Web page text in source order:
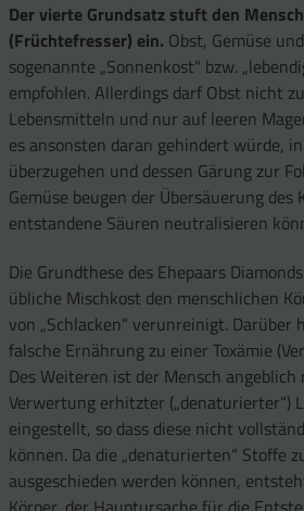
Der vierte Grundsatz stuft den
(Früchtefresser) ein. Obst, Gemüse
sogenannte „Sonnenkost“ bzw.
empfohlen. Allerdings darf Obst nicht
Lebensmitteln und nur auf leeren
es ansonsten daran gehindert würde,
überzugehen und dessen Gärung zur
Gemüse beugen der Übersäuerung des
entstandene Säuren neutralisieren
Die Grundthese des Ehepaars
übliche Mischkost den menschlichen
von „Schlacken“ verunreinigt. Darüber
falsche Ernährung zu einer Toxämie
Des Weiteren ist der Mensch
Verwertung erhitzter („denaturierter“)
eingestellt, so dass diese nicht
können. Da die „denaturierten“ Stoffe
ausgeschieden werden können,